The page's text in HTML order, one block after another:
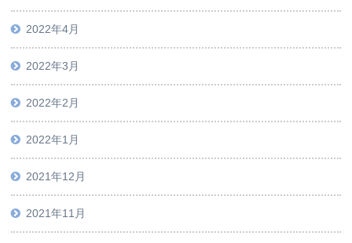
2022年4月
2022年3月
2022年2月
2022年1月
2021年12月
2021年11月